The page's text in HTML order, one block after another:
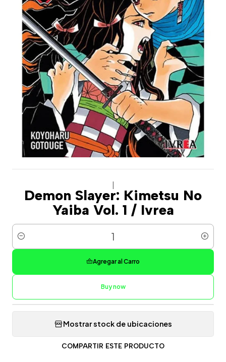
Demon Slayer: Kimetsu No
Yaiba Vol. 1 / Ivrea
Cantidad
Agregar al Carro
Buy now
Mostrar stock de ubicaciones
COMPARTIR ESTE PRODUCTO